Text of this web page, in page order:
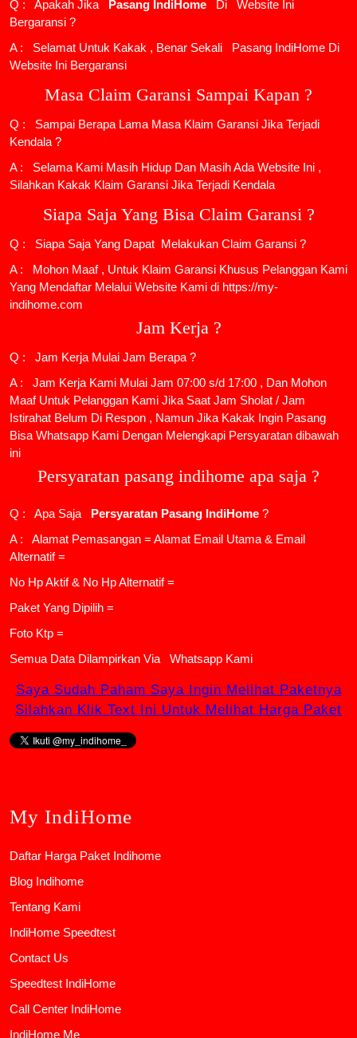
Q : Apakah Jika Pasang IndiHome Di
Website Ini
Bergaransi ?
A : Selamat Untuk Kakak , Benar Sekali
Pasang IndiHome Di
Website Ini Bergaransi
Masa Claim Garansi Sampai Kapan ?
Q : Sampai Berapa Lama Masa Klaim Garansi Jika Terjadi
Kendala ?
A : Selama Kami Masih Hidup Dan Masih Ada Website Ini ,
Silahkan Kakak Klaim Garansi Jika Terjadi Kendala
Siapa Saja Yang Bisa Claim Garansi ?
Q : Siapa Saja Yang Dapat Melakukan Claim Garansi ?
A : Mohon Maaf , Untuk Klaim Garansi Khusus Pelanggan Kami
Yang Mendaftar Melalui Website Kami di https://my-
indihome.com
Jam Kerja ?
Q : Jam Kerja Mulai Jam Berapa ?
A : Jam Kerja Kami Mulai Jam 07:00 s/d 17:00 , Dan Mohon
Maaf Untuk Pelanggan Kami Jika Saat Jam Sholat / Jam
Istirahat Belum Di Respon , Namun Jika Kakak Ingin Pasang
Bisa Whatsapp Kami Dengan Melengkapi Persyaratan dibawah
ini
Persyaratan pasang indihome apa saja ?
Q : Apa Saja Persyaratan Pasang IndiHome ?
A : Alamat Pemasangan = Alamat Email Utama & Email
Alternatif =
No Hp Aktif & No Hp Alternatif =
Paket Yang Dipilih =
Foto Ktp =
Semua Data Dilampirkan Via
Whatsapp Kami
Saya Sudah Paham Saya Ingin Melihat Paketnya
Silahkan Klik Text Ini Untuk Melihat Harga Paket
My IndiHome
Daftar Harga Paket Indihome
Blog Indihome
Tentang Kami
IndiHome Speedtest
Contact Us
Speedtest IndiHome
Call Center IndiHome
IndiHome Me